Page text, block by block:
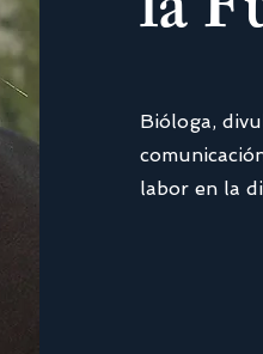
Bióloga,
labor en la